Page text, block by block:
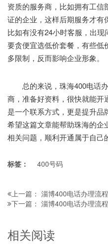
资质的服务商，比如拥有工
证的企业，这样后期服务才有
比如有没有24小时客服，出
要贪便宜选低价套餐，有些低
多限制，反而影响企业形象。
总的来说，珠海400电话办
商，准备好资料，很快就能开
是一个联系方式，更是提升品
希望这篇文章能帮助珠海的企
相关问题，顺利开通属于自己
标签： 400号码
上一篇： 淄博400电话办理流程及
下一篇： 淄博400电话办理流程
相关阅读